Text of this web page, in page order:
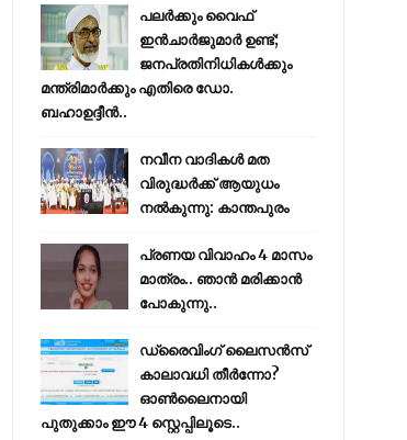
പലർക്കും വൈഫ്
ഇൻചാർജുമാർ ഉണ്ട്;
ജനപ്രതിനിധികൾക്കും
മന്ത്രിമാർക്കും എതിരെ ഡോ.
ബഹാഉദ്ദീൻ..
നവീന വാദികൾ മത
വിരുദ്ധർക്ക് ആയുധം
നൽകുന്നു: കാന്തപുരം
പ്രണയ വിവാഹം 4 മാസം
മാത്രം.. ഞാൻ മരിക്കാൻ
പോകുന്നു..
ഡ്രൈവിംഗ് ലൈസൻസ്
കാലാവധി തീർന്നോ?
ഓൺലൈനായി
പുതുക്കാം ഈ 4 സ്റ്റെപ്പിലൂടെ..